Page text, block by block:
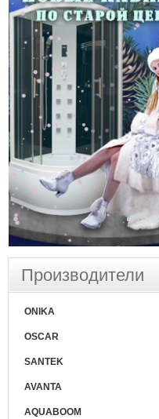
Производители
ONIKA
OSCAR
SANTEK
AVANTA
AQUABOOM